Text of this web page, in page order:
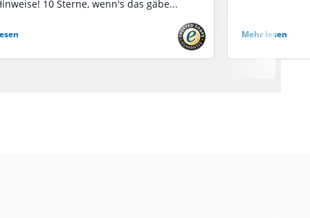
10 Sterne, wenn's das gäbe...
Mehr lesen